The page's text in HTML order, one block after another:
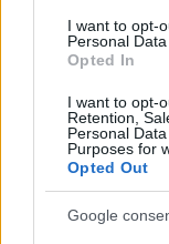
I want to opt-
Personal
Opted In
I want to opt-
Retention,
Personal
Purposes for
Opted Out
Google
Vakul, aki
Csikós Zsolt•2012.
El se hiszem.
tökéletes Dezső
szegletén is